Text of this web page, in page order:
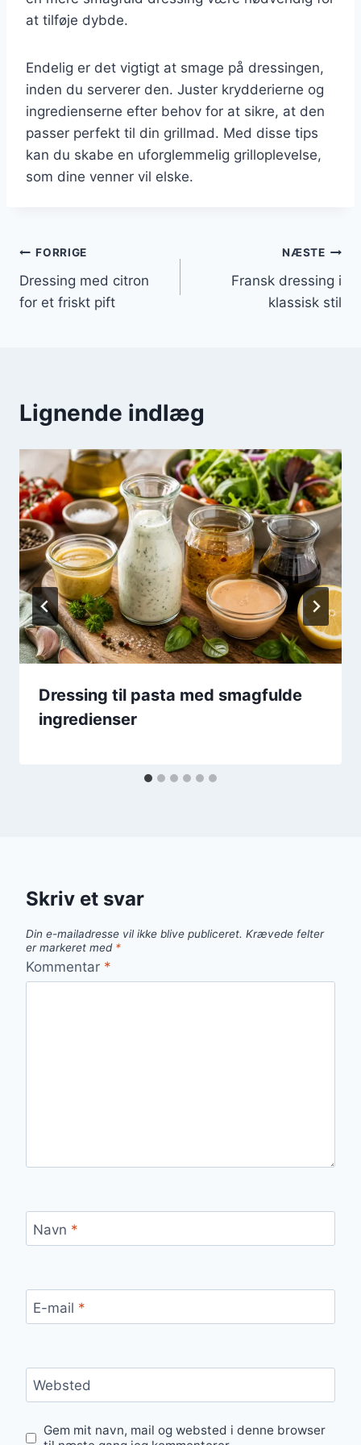
at tilføje dybde.
Endelig er det vigtigt at smage på dressingen,
inden du serverer den. Juster krydderierne og
ingredienserne efter behov for at sikre, at den
passer perfekt til din grillmad. Med disse tips
kan du skabe en uforglemmelig grilloplevelse,
som dine venner vil elske.
Indlægsnavigation
FORRIGE
Dressing med citron
for et friskt pift
NÆSTE
Fransk dressing i
klassisk stil
Lignende indlæg
Dressing til pasta med smagfulde
ingredienser
Skriv et svar
Din e-mailadresse vil ikke blive publiceret. Krævede felter
er markeret med *
Kommentar *
Navn *
E-mail *
Websted
Gem mit navn, mail og websted i denne browser